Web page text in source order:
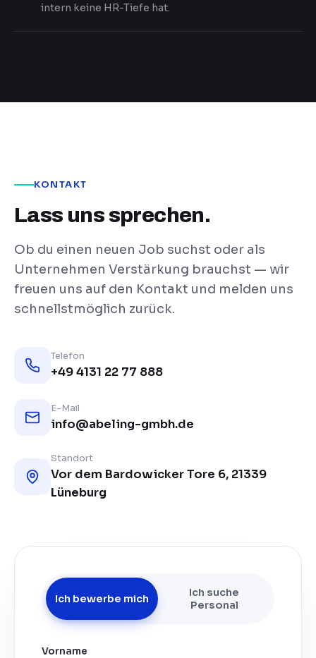
intern keine HR-Tiefe hat.
KONTAKT
Lass uns sprechen.
Ob du einen neuen Job suchst oder als
Unternehmen Verstärkung brauchst — wir
freuen uns auf den Kontakt und melden uns
schnellstmöglich zurück.
Telefon
+49 4131 22 77 888
E-Mail
info@abeling-gmbh.de
Standort
Vor dem Bardowicker Tore 6, 21339
Lüneburg
Ich bewerbe mich
Ich suche
Personal
Vorname